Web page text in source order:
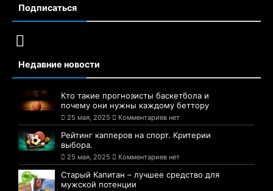
Подписаться
Недавние новости
Кто такие прогнозисты баскетбола и
почему они нужны каждому беттору
25 мая, 2025 Комментариев нет
Рейтинг капперов на спорт. Критерии
выбора.
25 мая, 2025 Комментариев нет
Старый Капитан – лучшее средство для
мужской потенции